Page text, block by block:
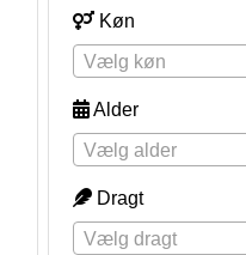
Køn
Vælg køn
Alder
Vælg alder
Dragt
Vælg dragt